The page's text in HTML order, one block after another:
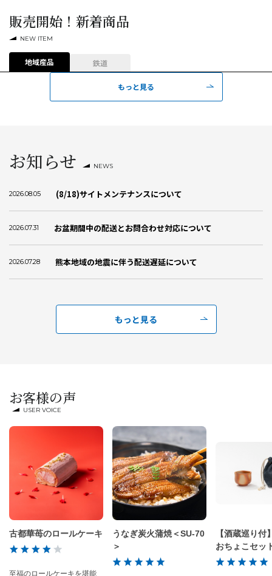
販売開始！新着商品
NEW ITEM
地域産品 鉄道
もっと見る
お知らせ NEWS
2026.08.05 (8/18)サイトメンテナンスについて
2026.07.31 お盆期間中の配送とお問合わせ対応について
2026.07.28 熊本地域の地震に伴う配送遅延について
もっと見る
お客様の声
USER VOICE
古都華苺のロールケーキ
至福のロールケーキを堪能
うなぎ炭火蒲焼＜SU-70
＞
【酒蔵巡り付
おちょこセッ
窯）